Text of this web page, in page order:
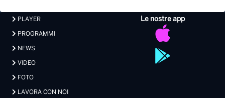
Le nostre app
PLAYER
PROGRAMMI
NEWS
VIDEO
FOTO
LAVORA CON NOI